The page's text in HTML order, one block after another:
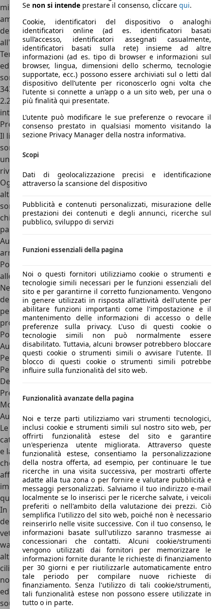
millimetri con pinze a quattro pistoncini. Gli
ammortizzatori sono stati irrigiditi e sono state introdotte
delle barre antirollio per garantire maggiore stabilità
all'auto.
Terminando i consumi dell’Audi RS2 si attestano tra gli 11.2
ed i 12 per 100 chilometri. Anche a livello di emissioni ci
sono poche differenze tra i due modelli, con un dato pari a
343 grammi di CO2 per km.
2.2 315 CV, Quattro, cambio manuale 6 rapporti, trazione
integrale
Prezzi Audi RS2
Il listino prezzi dell’Audi RS2, data la sua presenza quasi in
sordina, era molto semplice, con un solo allestimento. Le
uniche possibilità di scelta potevano essere fatte sui
rivestimenti in pelle, oppure in misto alcantara e pelle.
Oggi le quotazioni di mercato dell’Audi RS2 sono molto
altalenanti ed in netta salita, le quotazioni di questa vettura
sono modificabili in base agli anni di produzione, al
chilometraggio ed al motore che monta questa vettura. Si
parte, infatti, da un prezzo poco sotto i 50.000 euro per
Audi RS2 non perfettamente restaurate e ben tenute, per
arrivare a circa 95.000 euro per i primi anni con i motori
Porsche. La scelta dell’Audi RS2 era disponibile in un solo
allestimento con prezzi a partire da 96 milioni di lire.
Nel pacchetto base troviamo cerchi in lega da 17″ di
derivazione Porsche, gruppi ottici allo Xenon, volante in
pelle, kit estetico Audi RS specifico, sedili specifici, assetto
progressivo, radio specifica e l’immancabile motore Audi e
Porsche.
Audi RS2: Target e Punti di Forza
Per chi cerca una sportiva anni ’90
Per chi cerca spazio senza rinunciare alle prestazioni
Design ricercato
Presenza differenziale Torsen
Motore cinque cilindri
Audi RS2: Alternative e Concorrenti
Le concorrenti dell’Audi RS2 sono poche e tutte molto
cattive, si parla dellaBMW M3, la Mercedes-Benz C45 AMG
e la
Ford Focus RS . Per tutte la potenza è la parola d’ordine
che vuol dire tanto divertimento ed ogni volta che si
affonda il piede sull’acceleratore e si va di traverso è
impossibile che non strappi un sorriso con la trazione
quattro.
In conclusione l’Audi RS2 rappresenta il fiore all’occhiello
della gammaAudi 80 e riesce ancora oggi ad essere una
vettura moderna e resta il meglio della gamma RS station
wagon, questa sportiva, nonostante il costo elevato per le
altre versioni rimane unica nel suo genere ed il suo2.2 5
cilindri turbo è in grado di far incantare ancora tutti
nonostante al giorno d’oggi si viva in un mondo di batterie
ed ibride, per questo meglio godersi questa perla rara dal
sound unico.
Se non si intende prestare il consenso, cliccare qui.
Cookie, identificatori del dispositivo o analoghi
identificatori online (ad es. identificatori basati
sull’accesso, identificatori assegnati casualmente,
identificatori basati sulla rete) insieme ad altre
informazioni (ad es. tipo di browser e informazioni sul
browser, lingua, dimensioni dello schermo, tecnologie
supportate, ecc.) possono essere archiviati sul o letti dal
dispositivo dell’utente per riconoscerlo ogni volta che
l’utente si connette a un’app o a un sito web, per una o
più finalità qui presentate.
L’utente può modificare le sue preferenze o revocare il
consenso prestato in qualsiasi momento visitando la
sezione Privacy Manager della nostra informativa.
Scopi
Dati di geolocalizzazione precisi e identificazione
attraverso la scansione del dispositivo
Pubblicità e contenuti personalizzati, misurazione delle
prestazioni dei contenuti e degli annunci, ricerche sul
pubblico, sviluppo di servizi
Funzioni essenziali della pagina
Noi o questi fornitori utilizziamo cookie o strumenti e
tecnologie simili necessari per le funzioni essenziali del
sito e per garantirne il corretto funzionamento. Vengono
in genere utilizzati in risposta all'attività dell'utente per
abilitare funzioni importanti come l'impostazione e il
mantenimento delle informazioni di accesso o delle
preferenze sulla privacy. L'uso di questi cookie o
tecnologie simili non può normalmente essere
disabilitato. Tuttavia, alcuni browser potrebbero bloccare
questi cookie o strumenti simili o avvisare l'utente. Il
blocco di questi cookie o strumenti simili potrebbe
influire sulla funzionalità del sito web.
Funzionalità avanzate della pagina
Noi e terze parti utilizziamo vari strumenti tecnologici,
inclusi cookie e strumenti simili sul nostro sito web, per
offrirti funzionalità estese del sito e garantire
un'esperienza utente migliorata. Attraverso queste
funzionalità estese, consentiamo la personalizzazione
della nostra offerta, ad esempio, per continuare le tue
ricerche in una visita successiva, per mostrarti offerte
adatte alla tua zona o per fornire e valutare pubblicità e
messaggi personalizzati. Salviamo il tuo indirizzo e-mail
localmente se lo inserisci per le ricerche salvate, i veicoli
preferiti o nell'ambito della valutazione dei prezzi. Ciò
semplifica l'utilizzo del sito web, poiché non è necessario
reinserirlo nelle visite successive. Con il tuo consenso, le
informazioni basate sull'utilizzo saranno trasmesse ai
concessionari che contatti. Alcuni cookie/strumenti
vengono utilizzati dai fornitori per memorizzare le
informazioni fornite durante le richieste di finanziamento
per 30 giorni e per riutilizzarle automaticamente entro
tale periodo per compilare nuove richieste di
finanziamento. Senza l'utilizzo di tali cookie/strumenti,
tali funzionalità estese non possono essere utilizzate in
tutto o in parte.